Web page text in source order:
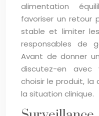
alimentation
favoriser un retour
stable et limiter
responsables de
Avant de donner
discutez-en
choisir le produit,
la situation clinique.